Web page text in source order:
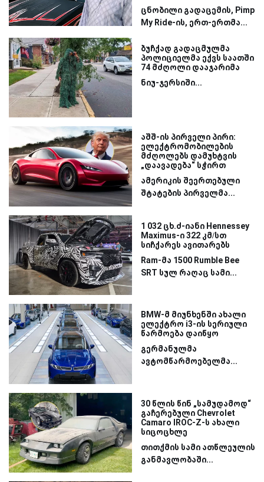
ცნობილი გადაცემის, Pimp
My Ride-ის, ერთ-ერთმა...
ბუჩქად გადაცმულმა
პოლიციელმა ექვს საათში
74 მძღოლი დააჯარიმა
ნიუ-ჯერსიში...
აშშ-ის პირველი პირი:
ელექტრომობილების
მძღოლებს დამუხტვის
„დაავადება“ სჭირთ
ამერიკის შეერთებული
შტატების პირველმა...
1 032 ცხ.ძ-იანი Hennessey
Maximus-ი 322 კმ/სთ
სიჩქარეს ავითარებს
Ram-მა 1500 Rumble Bee
SRT სულ რაღაც სამი...
BMW-მ მიუნხენში ახალი
ელექტრო i3-ის სერიული
წარმოება დაიწყო
გერმანულმა
ავტომწარმოებელმა...
30 წლის წინ „სამუდამოდ“
გაჩერებული Chevrolet
Camaro IROC-Z-ს ახალი
სიცოცხლე
თითქმის სამი ათწლეულის
განმავლობაში...